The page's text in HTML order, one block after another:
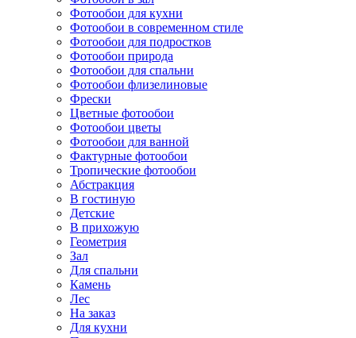
Фотообои для кухни
Фотообои в современном стиле
Фотообои для подростков
Фотообои природа
Фотообои для спальни
Фотообои флизелиновые
Фрески
Цветные фотообои
Фотообои цветы
Фотообои для ванной
Фактурные фотообои
Тропические фотообои
Абстракция
В гостиную
Детские
В прихожую
Геометрия
Зал
Для спальни
Камень
Лес
На заказ
Для кухни